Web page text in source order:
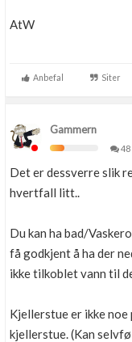
AtW
Anbefal Siter
Gammern
48
Det er dessverre slik
hvertfall litt..
Du kan ha bad/
få godkjent å ha der
ikke tilkoblet vann til
Kjellerstue er ikke noe
kjellerstue. (Kan